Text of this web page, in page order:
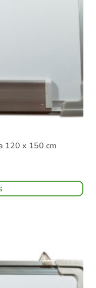
120 x 150 cm